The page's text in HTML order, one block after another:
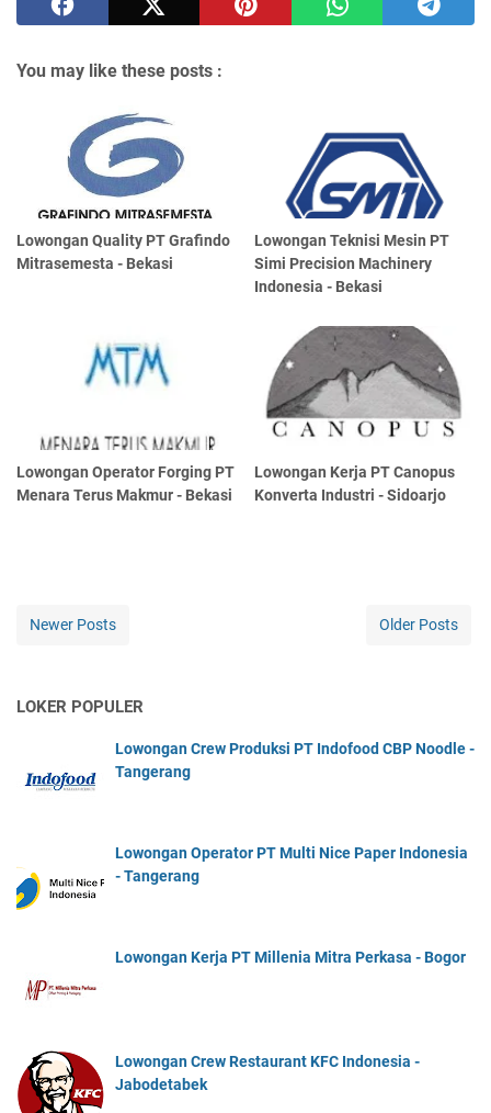
You may like these posts :
Lowongan Quality PT Grafindo
Mitrasemesta - Bekasi
Lowongan Teknisi Mesin PT
Simi Precision Machinery
Indonesia - Bekasi
Lowongan Operator Forging PT
Menara Terus Makmur - Bekasi
Lowongan Kerja PT Canopus
Konverta Industri - Sidoarjo
Newer Posts Older Posts
LOKER POPULER
Lowongan Crew Produksi PT Indofood CBP Noodle -
Tangerang
Lowongan Operator PT Multi Nice Paper Indonesia
- Tangerang
Lowongan Kerja PT Millenia Mitra Perkasa - Bogor
Lowongan Crew Restaurant KFC Indonesia -
Jabodetabek